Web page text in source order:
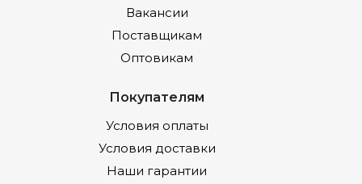
Вакансии
Поставщикам
Оптовикам
Покупателям
Условия оплаты
Условия доставки
Наши гарантии